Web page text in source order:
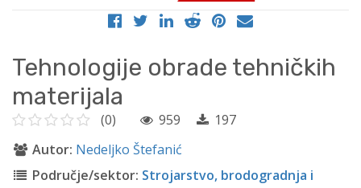
Tehnologije obrade tehničkih
materijala
(0) 959
197
Autor: Nedeljko Štefanić
Područje/sektor: Strojarstvo, brodogradnja i